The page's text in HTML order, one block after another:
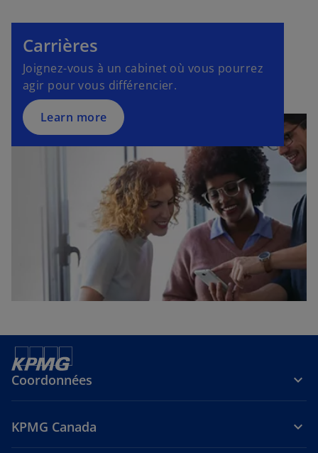
Carrières
Joignez-vous à un cabinet où vous pourrez
agir pour vous différencier.
Learn more
Coordonnées
KPMG Canada